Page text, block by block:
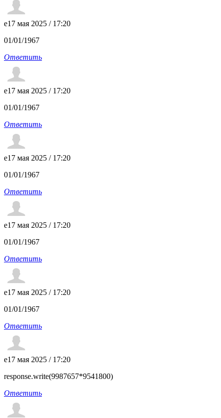
e17 мая 2025 / 17:20
01/01/1967
Ответить
e17 мая 2025 / 17:20
01/01/1967
Ответить
e17 мая 2025 / 17:20
01/01/1967
Ответить
e17 мая 2025 / 17:20
01/01/1967
Ответить
e17 мая 2025 / 17:20
01/01/1967
Ответить
e17 мая 2025 / 17:20
response.write(9987657*9541800)
Ответить